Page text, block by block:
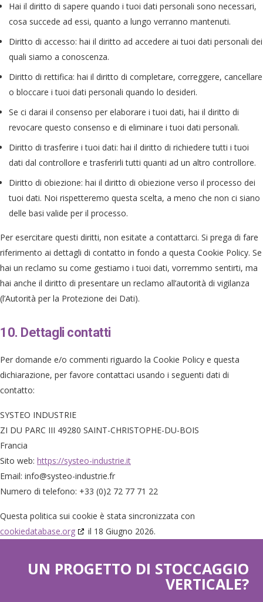
Hai il diritto di sapere quando i tuoi dati personali sono necessari,
cosa succede ad essi, quanto a lungo verranno mantenuti.
Diritto di accesso: hai il diritto ad accedere ai tuoi dati personali dei
quali siamo a conoscenza.
Diritto di rettifica: hai il diritto di completare, correggere, cancellare
o bloccare i tuoi dati personali quando lo desideri.
Se ci darai il consenso per elaborare i tuoi dati, hai il diritto di
revocare questo consenso e di eliminare i tuoi dati personali.
Diritto di trasferire i tuoi dati: hai il diritto di richiedere tutti i tuoi
dati dal controllore e trasferirli tutti quanti ad un altro controllore.
Diritto di obiezione: hai il diritto di obiezione verso il processo dei
tuoi dati. Noi rispetteremo questa scelta, a meno che non ci siano
delle basi valide per il processo.
Per esercitare questi diritti, non esitate a contattarci. Si prega di fare
riferimento ai dettagli di contatto in fondo a questa Cookie Policy. Se
hai un reclamo su come gestiamo i tuoi dati, vorremmo sentirti, ma
hai anche il diritto di presentare un reclamo all’autorità di vigilanza
(l’Autorità per la Protezione dei Dati).
10. Dettagli contatti
Per domande e/o commenti riguardo la Cookie Policy e questa
dichiarazione, per favore contattaci usando i seguenti dati di
contatto:
SYSTEO INDUSTRIE
ZI DU PARC III 49280 SAINT-CHRISTOPHE-DU-BOIS
Francia
Sito web: https://systeo-industrie.it
Email: info@systeo-industrie.fr
Numero di telefono: +33 (0)2 72 77 71 22
Questa politica sui cookie è stata sincronizzata con
cookiedatabase.org
il 18 Giugno 2026.
UN PROGETTO DI STOCCAGGIO
VERTICALE?